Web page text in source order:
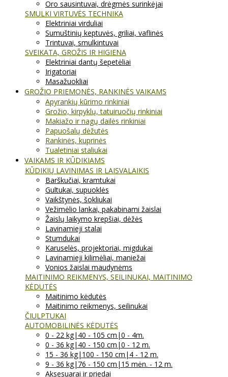
Oro sausintuvai, drėgmės surinkėjai
SMULKI VIRTUVĖS TECHNIKA
Elektriniai virduliai
Sumuštinių keptuvės, griliai, vaflinės
Trintuvai, smulkintuvai
SVEIKATA, GROŽIS IR HIGIENA
Elektriniai dantų šepetėliai
Irigatoriai
Masažuokliai
GROŽIO PRIEMONĖS, RANKINĖS VAIKAMS
Apyrankių kūrimo rinkiniai
Grožio, kirpyklų, tatuiruočių rinkiniai
Makiažo ir nagų dailės rinkiniai
Papuošalų dėžutės
Rankinės, kuprinės
Tualetiniai staliukai
VAIKAMS IR KŪDIKIAMS
KŪDIKIŲ LAVINIMAS IR LAISVALAIKIS
Barškučiai, kramtukai
Gultukai, supuoklės
Vaikštynės, šokliukai
Vežimėlio lankai, pakabinami žaislai
Žaislų laikymo krepšiai, dėžės
Lavinamieji stalai
Stumdukai
Karuselės, projektoriai, migdukai
Lavinamieji kilimėliai, maniežai
Vonios žaislai maudynėms
MAITINIMO REIKMENYS, SEILINUKAI, MAITINIMO
KĖDUTĖS
Maitinimo kėdutės
Maitinimo reikmenys, seilinukai
ČIULPTUKAI
AUTOMOBILINĖS KĖDUTĖS
0 - 22 kg|40 - 105 cm|0 - 4m.
0 - 36 kg|40 - 150 cm|0 - 12 m.
15 - 36 kg|100 - 150 cm|4 - 12 m.
9 - 36 kg|76 - 150 cm|15 mėn. - 12 m.
Aksesuarai ir priedai